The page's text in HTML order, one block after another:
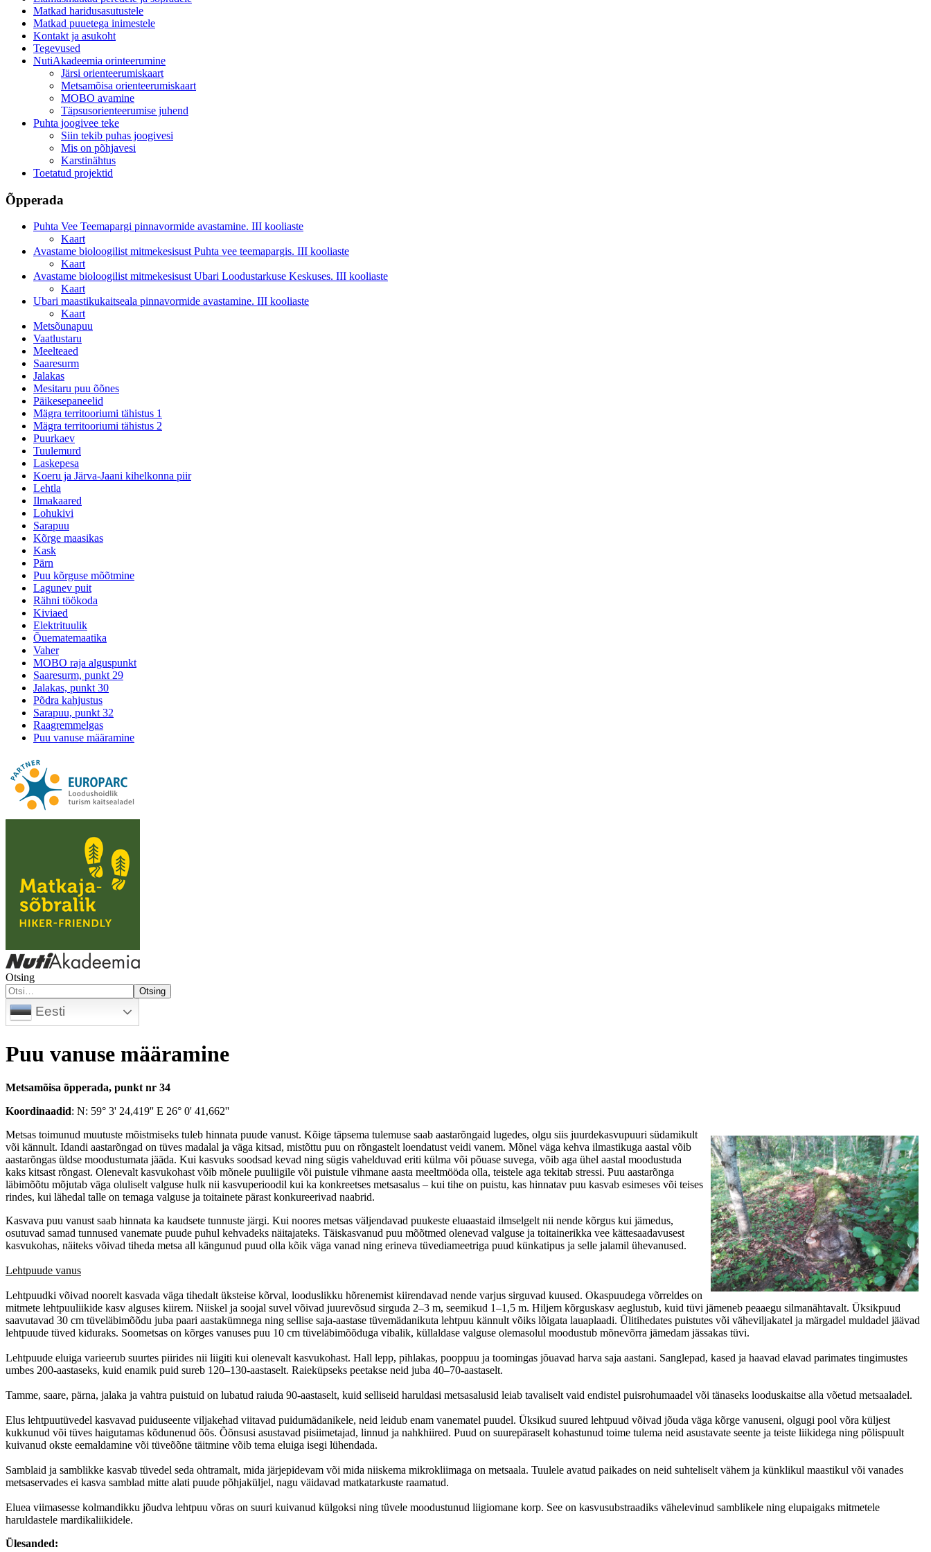
Matkad haridusasutustele
Matkad puuetega inimestele
Kontakt ja asukoht
Tegevused
NutiAkadeemia orinteerumine
Järsi orienteerumiskaart
Metsamõisa orienteerumiskaart
MOBO avamine
Täpsusorienteerumise juhend
Puhta joogivee teke
Siin tekib puhas joogivesi
Mis on põhjavesi
Karstinähtus
Toetatud projektid
Õpperada
Puhta Vee Teemapargi pinnavormide avastamine. III kooliaste
Kaart
Avastame bioloogilist mitmekesisust Puhta vee teemapargis. III kooliaste
Kaart
Avastame bioloogilist mitmekesisust Ubari Loodustarkuse Keskuses. III kooliaste
Kaart
Ubari maastikukaitseala pinnavormide avastamine. III kooliaste
Kaart
Metsõunapuu
Vaatlustaru
Meelteaed
Saaresurm
Jalakas
Mesitaru puu õõnes
Päikesepaneelid
Mägra territooriumi tähistus 1
Mägra territooriumi tähistus 2
Puurkaev
Tuulemurd
Laskepesa
Koeru ja Järva-Jaani kihelkonna piir
Lehtla
Ilmakaared
Lohukivi
Sarapuu
Kõrge maasikas
Kask
Pärn
Puu kõrguse mõõtmine
Lagunev puit
Rähni töökoda
Kiviaed
Elektrituulik
Õuematemaatika
Vaher
MOBO raja alguspunkt
Saaresurm, punkt 29
Jalakas, punkt 30
Põdra kahjustus
Sarapuu, punkt 32
Raagremmelgas
Puu vanuse määramine
Otsing
Otsing
Eesti
Puu vanuse määramine
Metsamõisa õpperada, punkt nr 34
Koordinaadid: N: 59° 3' 24,419'' E 26° 0' 41,662''
Metsas toimunud muutuste mõistmiseks tuleb hinnata puude vanust. Kõige täpsema tulemuse saab aastarõngaid lugedes, olgu siis juurdekasvupuuri südamikult
või kännult. Idandi aastarõngad on tüves madalal ja väga kitsad, mistõttu puu on rõngastelt loendatust veidi vanem. Mõnel väga kehva ilmastikuga aastal võib
aastarõngas üldse moodustumata jääda. Kui kasvuks soodsad kevad ning sügis vahelduvad eriti külma või põuase suvega, võib aga ühel aastal moodustuda
kaks kitsast rõngast. Olenevalt kasvukohast võib mõnele puuliigile või puistule vihmane aasta meeltmööda olla, teistele aga tekitab stressi. Puu aastarõnga
läbimõõtu mõjutab väga oluliselt valguse hulk nii kasvuperioodil kui ka konkreetses metsasalus – kui tihe on puistu, kas hinnatav puu kasvab esimeses või teises
rindes, kui lähedal talle on temaga valguse ja toitainete pärast konkureerivad naabrid.
Kasvava puu vanust saab hinnata ka kaudsete tunnuste järgi. Kui noores metsas väljendavad puukeste eluaastaid ilmselgelt nii nende kõrgus kui jämedus,
osutuvad samad tunnused vanemate puude puhul kehvadeks näitajateks. Täiskasvanud puu mõõtmed olenevad valguse ja toitainerikka vee kättesaadavusest
kasvukohas, näiteks võivad tiheda metsa all kängunud puud olla kõik väga vanad ning erineva tüvediameetriga puud künkatipus ja selle jalamil ühevanused.
Lehtpuude vanus
Lehtpuudki võivad noorelt kasvada väga tihedalt üksteise kõrval, looduslikku hõrenemist kiirendavad nende varjus sirguvad kuused. Okaspuudega võrreldes on
mitmete lehtpuuliikide kasv alguses kiirem. Niiskel ja soojal suvel võivad juurevõsud sirguda 2–3 m, seemikud 1–1,5 m. Hiljem kõrguskasv aeglustub, kuid tüvi jämeneb peaaegu silmanähtavalt. Üksikpuud
saavutavad 30 cm tüveläbimõõdu juba paari aastakümnega ning sellise saja-aastase tüvemädanikuta lehtpuu kännult võiks lõigata lauaplaadi. Ülitihedates puistutes või vähevilja­katel ja märgadel muldadel jäävad
lehtpuude tüved kiduraks. Soometsas on kõrges vanuses puu 10 cm tüveläbimõõduga vibalik, küllaldase valguse olemasolul moodustub mõnevõrra jämedam jässakas tüvi.
Lehtpuude eluiga varieerub suurtes piirides nii liigiti kui olenevalt kasvukohast. Hall lepp, pihlakas, pooppuu ja toomingas jõuavad harva saja aastani. Sanglepad, kased ja haavad elavad parimates tingimustes
umbes 200-aastaseks, kuid enamik puid sureb 120–130-aastaselt. Raieküpseks peetakse neid juba 40–70-aastaselt.
Tamme, saare, pärna, jalaka ja vahtra puistuid on lubatud raiuda 90-aastaselt, kuid selliseid haruldasi metsasalusid leiab tavaliselt vaid endistel puisrohumaadel või tänaseks looduskaitse alla võetud metsaaladel.
Elus lehtpuutüvedel kasvavad puiduseente viljakehad viitavad puidu­mädanikele, neid leidub enam vanematel puudel. Üksikud suured lehtpuud võivad jõuda väga kõrge vanuseni, olgugi pool võra küljest
kukkunud või tüves haigutamas kõdunenud õõs. Õõnsusi asustavad pisiimetajad, linnud ja nahkhiired. Puud on suurepäraselt kohastunud toime tulema neid asustavate seente ja teiste liikidega ning põlispuult
kuivanud okste eemaldamine või tüveõõne täitmine võib tema eluiga isegi lühendada.
Samblaid ja samblikke kasvab tüvedel seda ohtramalt, mida järjepidevam või mida niiskema mikrokliimaga on metsaala. Tuulele avatud paikades on neid suhteliselt vähem ja künklikul maastikul või vanades
metsaservades ei kasva samblad mitte alati puude põhjaküljel, nagu väidavad matkatarkuste raamatud.
Eluea viimasesse kolmandikku jõudva lehtpuu võras on suuri kuivanud külg­oksi ning tüvele moodustunud liigiomane korp. See on kasvusubstraadiks vähelevinud samblikele ning elupaigaks mitmetele
haruldastele mardika­liikidele.
Ülesanded: